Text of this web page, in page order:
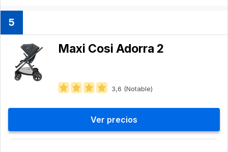
5
Maxi Cosi Adorra 2
3,6 (Notable)
Ver precios